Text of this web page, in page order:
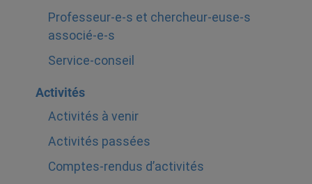
Professeur-e-s et chercheur-euse-s
associé-e-s
Service-conseil
Activités
Activités à venir
Activités passées
Comptes-rendus d’activités